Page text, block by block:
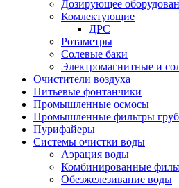
Дозирующее
Комлектующие
ДРС
Ротаметры
Солевые баки
Электромагнитные и
Очистители воздуха
Питьевые фонтанчики
Промышленные осмосы
Промышленные фильтры
Пурифайеры
Системы очистки воды
Аэрация воды
Комбинированные
Обезжелезивание воды